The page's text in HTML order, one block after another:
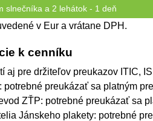
v Eur a vrátane DPH.
slnečníka a 2 lehátok - 1 deň
k cenníku
aj pre držiteľov preukazov ITIC,
potrebné preukázať sa platným
ZŤP: potrebné preukázať sa
Jánskeho plakety: potrebné